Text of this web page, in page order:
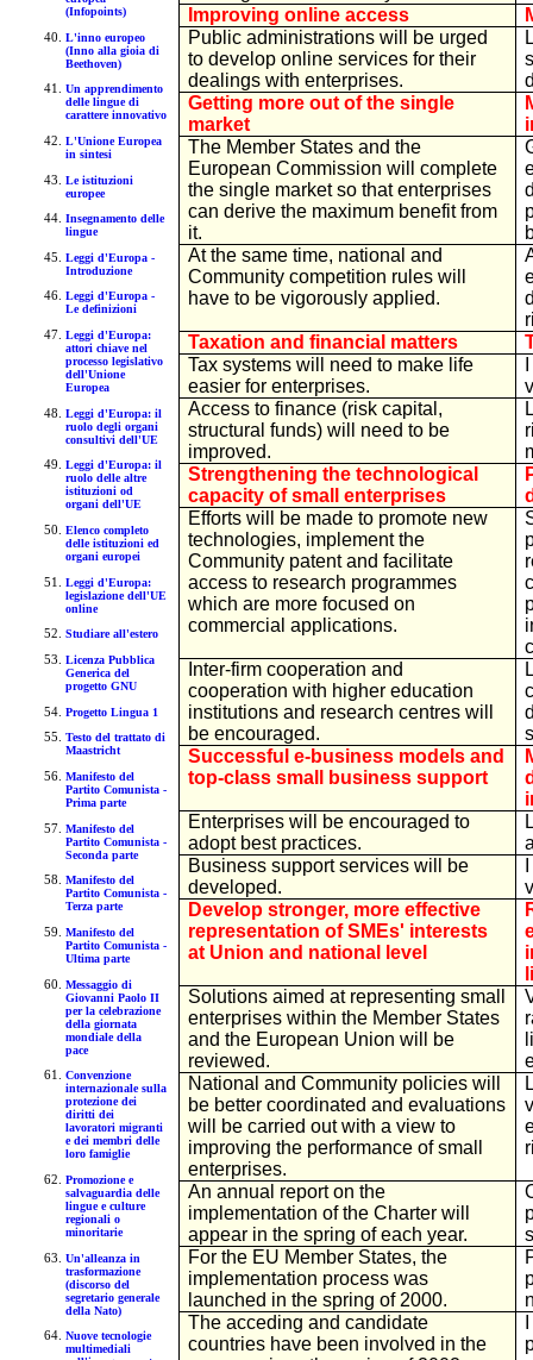
(Infopoints)
L'inno europeo
(Inno alla gioia di
Beethoven)
Un apprendimento
delle lingue di
carattere innovativo
L'Unione Europea
in sintesi
Le istituzioni
europee
Insegnamento delle
lingue
Leggi d'Europa -
Introduzione
Leggi d'Europa -
Le definizioni
Leggi d'Europa:
attori chiave nel
processo legislativo
dell'Unione
Europea
Leggi d'Europa: il
ruolo degli organi
consultivi dell'UE
Leggi d'Europa: il
ruolo delle altre
istituzioni od
organi dell'UE
Elenco completo
delle istituzioni ed
organi europei
Leggi d'Europa:
legislazione dell'UE
online
Studiare all'estero
Licenza Pubblica
Generica del
progetto GNU
Progetto Lingua 1
Testo del trattato di
Maastricht
Manifesto del
Partito Comunista -
Prima parte
Manifesto del
Partito Comunista -
Seconda parte
Manifesto del
Partito Comunista -
Terza parte
Manifesto del
Partito Comunista -
Ultima parte
Messaggio di
Giovanni Paolo II
per la celebrazione
della giornata
mondiale della
pace
Convenzione
internazionale sulla
protezione dei
diritti dei
lavoratori migranti
e dei membri delle
loro famiglie
Promozione e
salvaguardia delle
lingue e culture
regionali o
minoritarie
Un'alleanza in
trasformazione
(discorso del
segretario generale
della Nato)
Nuove tecnologie
multimediali
Improving online access
Public administrations will be urged
to develop online services for their
dealings with enterprises.
Getting more out of the single
market
The Member States and the
European Commission will complete
the single market so that enterprises
can derive the maximum benefit from
it.
At the same time, national and
Community competition rules will
have to be vigorously applied.
Taxation and financial matters
Tax systems will need to make life
easier for enterprises.
Access to finance (risk capital,
structural funds) will need to be
improved.
Strengthening the technological
capacity of small enterprises
Efforts will be made to promote new
technologies, implement the
Community patent and facilitate
access to research programmes
which are more focused on
commercial applications.
Inter-firm cooperation and
cooperation with higher education
institutions and research centres will
be encouraged.
Successful e-business models and
top-class small business support
Enterprises will be encouraged to
adopt best practices.
Business support services will be
developed.
Develop stronger, more effective
representation of SMEs' interests
at Union and national level
Solutions aimed at representing small
enterprises within the Member States
and the European Union will be
reviewed.
National and Community policies will
be better coordinated and evaluations
will be carried out with a view to
improving the performance of small
enterprises.
An annual report on the
implementation of the Charter will
appear in the spring of each year.
For the EU Member States, the
implementation process was
launched in the spring of 2000.
The acceding and candidate
countries have been involved in the